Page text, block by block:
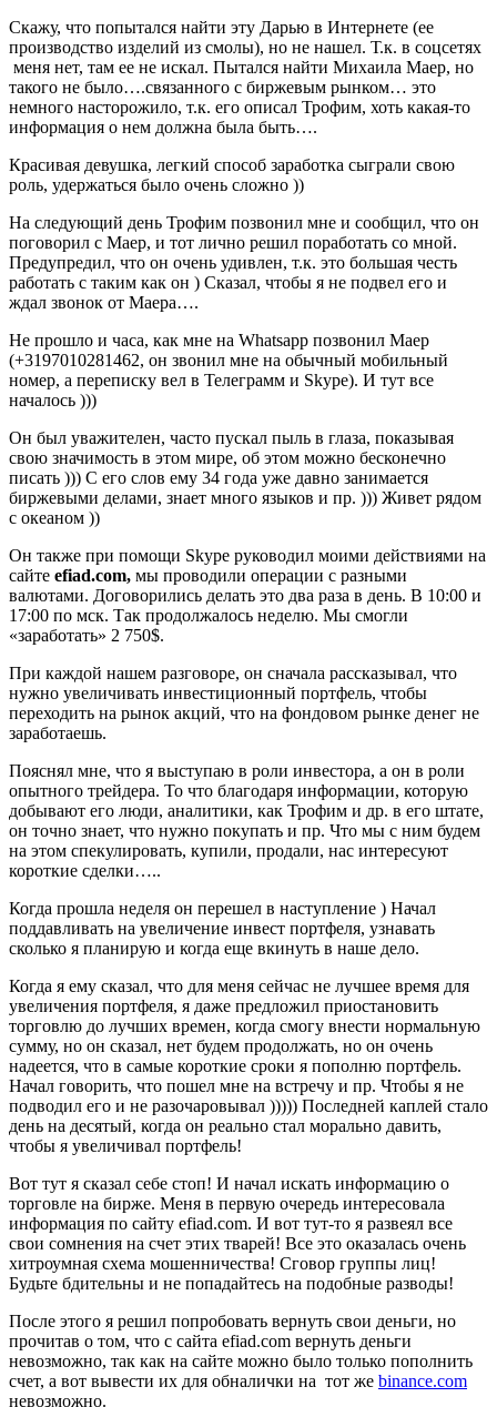
Скажу, что попытался найти эту Дарью в Интернете (ее
производство изделий из смолы), но не нашел. Т.к. в соцсетях
меня нет, там ее не искал. Пытался найти Михаила Маер, но
такого не было….связанного с биржевым рынком… это
немного насторожило, т.к. его описал Трофим, хоть какая-то
информация о нем должна была быть….
Красивая девушка, легкий способ заработка сыграли свою
роль, удержаться было очень сложно ))
На следующий день Трофим позвонил мне и сообщил, что он
поговорил с Маер, и тот лично решил поработать со мной.
Предупредил, что он очень удивлен, т.к. это большая честь
работать с таким как он ) Сказал, чтобы я не подвел его и
ждал звонок от Маера….
Не прошло и часа, как мне на Whatsapp позвонил Маер
(+3197010281462, он звонил мне на обычный мобильный
номер, а переписку вел в Телеграмм и Skype). И тут все
началось )))
Он был уважителен, часто пускал пыль в глаза, показывая
свою значимость в этом мире, об этом можно бесконечно
писать ))) С его слов ему 34 года уже давно занимается
биржевыми делами, знает много языков и пр. ))) Живет рядом
с океаном ))
Он также при помощи Skype руководил моими действиями на
сайте efiad.com, мы проводили операции с разными
валютами. Договорились делать это два раза в день. В 10:00 и
17:00 по мск. Так продолжалось неделю. Мы смогли
«заработать» 2 750$.
При каждой нашем разговоре, он сначала рассказывал, что
нужно увеличивать инвестиционный портфель, чтобы
переходить на рынок акций, что на фондовом рынке денег не
заработаешь.
Пояснял мне, что я выступаю в роли инвестора, а он в роли
опытного трейдера. То что благодаря информации, которую
добывают его люди, аналитики, как Трофим и др. в его штате,
он точно знает, что нужно покупать и пр. Что мы с ним будем
на этом спекулировать, купили, продали, нас интересуют
короткие сделки…..
Когда прошла неделя он перешел в наступление ) Начал
поддавливать на увеличение инвест портфеля, узнавать
сколько я планирую и когда еще вкинуть в наше дело.
Когда я ему сказал, что для меня сейчас не лучшее время для
увеличения портфеля, я даже предложил приостановить
торговлю до лучших времен, когда смогу внести нормальную
сумму, но он сказал, нет будем продолжать, но он очень
надеется, что в самые короткие сроки я пополню портфель.
Начал говорить, что пошел мне на встречу и пр. Чтобы я не
подводил его и не разочаровывал ))))) Последней каплей стало
день на десятый, когда он реально стал морально давить,
чтобы я увеличивал портфель!
Вот тут я сказал себе стоп! И начал искать информацию о
торговле на бирже. Меня в первую очередь интересовала
информация по сайту efiad.com. И вот тут-то я развеял все
свои сомнения на счет этих тварей! Все это оказалась очень
хитроумная схема мошенничества! Сговор группы лиц!
Будьте бдительны и не попадайтесь на подобные разводы!
После этого я решил попробовать вернуть свои деньги, но
прочитав о том, что с сайта efiad.com вернуть деньги
невозможно, так как на сайте можно было только пополнить
счет, а вот вывести их для обналички на тот же binance.com
невозможно.